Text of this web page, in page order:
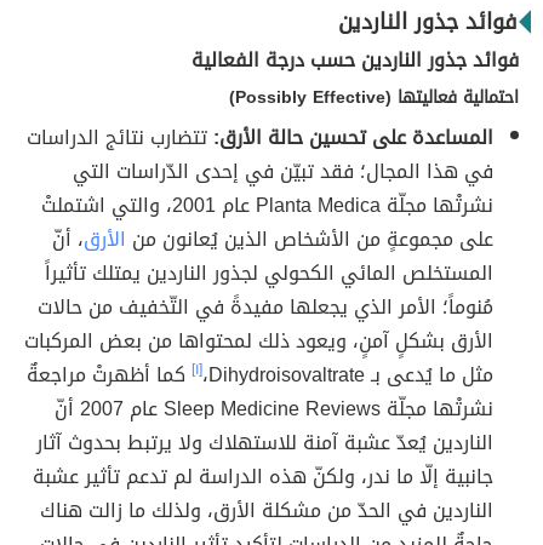
فوائد جذور الناردين
فوائد جذور الناردين حسب درجة الفعالية
احتمالية فعاليتها (Possibly Effective)
المساعدة على تحسين حالة الأرق:تتضارب نتائج الدراسات
في هذا المجال؛ فقد تبيّن في إحدى الدّراسات التي
نشرتْها مجلّة Planta Medica عام 2001، والتي اشتملتْ
على مجموعةٍ من الأشخاص الذين يُعانون من الأرق، أنّ
المستخلص المائي الكحولي لجذور الناردين يمتلك تأثيراً
مُنوماً؛ الأمر الذي يجعلها مفيدةً في التّخفيف من حالات
الأرق بشكلٍ آمنٍ، ويعود ذلك لمحتواها من بعض المركبات
مثل ما يُدعى بـ Dihydroisovaltrate،
[١] كما أظهرتْ مراجعةٌ
نشرتْها مجلّة Sleep Medicine Reviews عام 2007 أنّ
الناردين يُعدّ عشبة آمنة للاستهلاك ولا يرتبط بحدوث آثار
جانبية إلّا ما ندر، ولكنّ هذه الدراسة لم تدعم تأثير عشبة
الناردين في الحدّ من مشكلة الأرق، ولذلك ما زالت هناك